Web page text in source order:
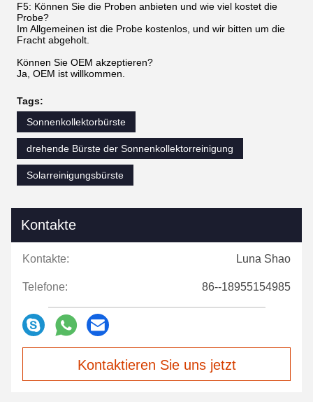
F5: Können Sie die Proben anbieten und wie viel kostet die
Probe?
Im Allgemeinen ist die Probe kostenlos, und wir bitten um die
Fracht abgeholt.
Können Sie OEM akzeptieren?
Ja, OEM ist willkommen.
Tags:
Sonnenkollektorbürste
drehende Bürste der Sonnenkollektorreinigung
Solarreinigungsbürste
Kontakte
Kontakte: Luna Shao
Telefone: 86--18955154985
Kontaktieren Sie uns jetzt